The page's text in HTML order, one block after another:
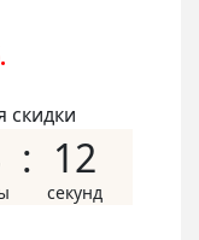
скидки
11